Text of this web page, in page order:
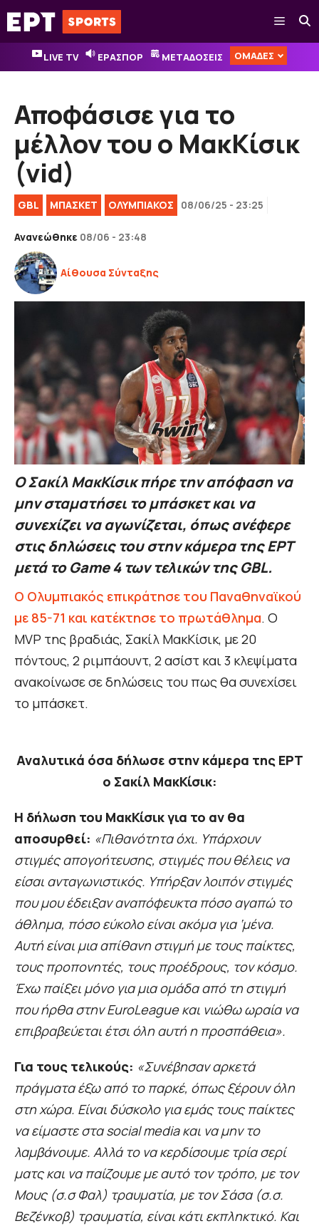
Μετάβαση
σε
περιεχόμενο
Μενού
LIVE TV ΕΡΑΣΠΟΡ ΜΕΤΑΔΟΣΕΙΣ ΟΜΑΔΕΣ
Αποφάσισε για το
μέλλον του ο ΜακΚίσικ
(vid)
GBL ΜΠΑΣΚΕΤ ΟΛΥΜΠΙΑΚΟΣ 08/06/25 - 23:25
Ανανεώθηκε 08/06 - 23:48
Αίθουσα Σύνταξης
Ο Σακίλ ΜακΚίσικ πήρε την απόφαση να
μην σταματήσει το μπάσκετ και να
συνεχίζει να αγωνίζεται, όπως ανέφερε
στις δηλώσεις του στην κάμερα της ΕΡΤ
μετά το Game 4 των τελικών της GBL.
Ο Ολυμπιακός επικράτησε του Παναθηναϊκού
με 85-71 και κατέκτησε το πρωτάθλημα. Ο
MVP της βραδιάς, Σακίλ ΜακKίσικ, με 20
πόντους, 2 ριμπάουντ, 2 ασίστ και 3 κλεψίματα
ανακοίνωσε σε δηλώσεις του πως θα συνεχίσει
το μπάσκετ.
Αναλυτικά όσα δήλωσε στην κάμερα της ΕΡΤ
ο Σακίλ ΜακΚίσικ:
Η δήλωση του ΜακΚίσικ για το αν θα
αποσυρθεί: «Πιθανότητα όχι. Υπάρχουν
στιγμές απογοήτευσης, στιγμές που θέλεις να
είσαι ανταγωνιστικός. Υπήρξαν λοιπόν στιγμές
που μου έδειξαν αναπόφευκτα πόσο αγαπώ το
άθλημα, πόσο εύκολο είναι ακόμα για ‘μένα.
Αυτή είναι μια απίθανη στιγμή με τους παίκτες,
τους προπονητές, τους προέδρους, τον κόσμο.
Έχω παίξει μόνο για μια ομάδα από τη στιγμή
που ήρθα στην EuroLeague και νιώθω ωραία να
επιβραβεύεται έτσι όλη αυτή η προσπάθεια».
Για τους τελικούς: «Συνέβησαν αρκετά
πράγματα έξω από το παρκέ, όπως ξέρουν όλη
στη χώρα. Είναι δύσκολο για εμάς τους παίκτες
να είμαστε στα social media και να μην το
λαμβάνουμε. Αλλά το να κερδίσουμε τρία σερί
ματς και να παίζουμε με αυτό τον τρόπο, με τον
Μους (σ.σ Φαλ) τραυματία, με τον Σάσα (σ.σ.
Βεζένκοβ) τραυματία, είναι κάτι εκπληκτικό. Και